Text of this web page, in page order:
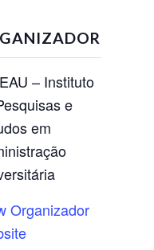
– Instituto
e
em
Organizador